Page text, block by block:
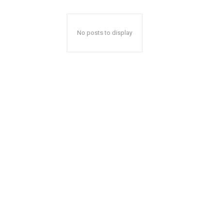
No posts to display